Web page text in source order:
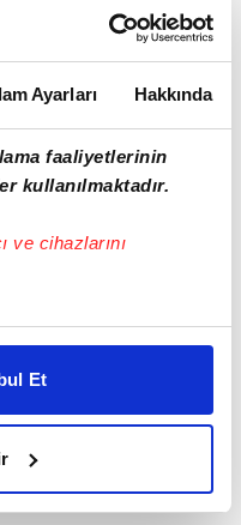
Ayarları Hakkında
faaliyetlerinin
kullanılmaktadır.
ve cihazlarını
sizlere özel
Bunu yaparken
deneyimi sunmak
ve bu noktada,
Et
nasıl bir hamle